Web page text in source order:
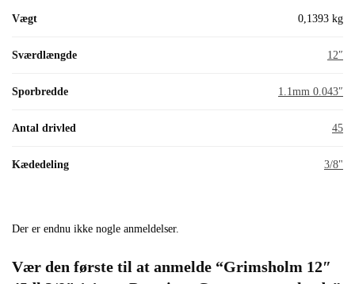
Vægt 0,1393 kg
Sværdlængde 12″
Sporbredde 1.1mm 0.043″
Antal drivled 45
Kædedeling 3/8"
Der er endnu ikke nogle anmeldelser.
Vær den første til at anmelde “Grimsholm 12″